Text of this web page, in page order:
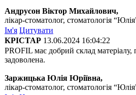
Андрусон Віктор Михайлович,
лікар-стоматолог, стоматологія
Ім'я Цитувати
КРІСТАР 13.06.2024 16:04:22
PROFIL має добрий склад
задоволена.
Заржицька Юлія Юріївна,
лікар-стоматолог, стоматологія